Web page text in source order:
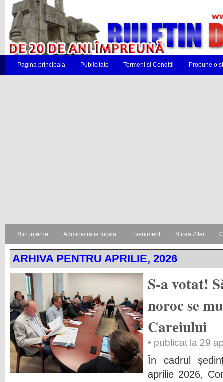
Pagina principala Publicitate Termeni si Conditii Propune o
Stiri interne Administratie locala Eveniment Stirea Zilei
ARHIVA PENTRU APRILIE, 2026
S-a votat!
noroc se
Careiului
• publicat la 29
În cadrul
aprilie 2026,